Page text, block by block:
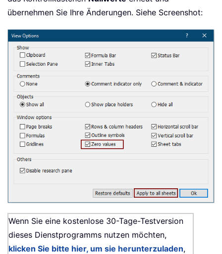
übernehmen Sie Ihre Änderungen. Siehe Screenshot:
Wenn Sie eine kostenlose 30-Tage-Testversion
dieses Dienstprogramms nutzen möchten,
klicken Sie bitte hier, um sie herunterzuladen,